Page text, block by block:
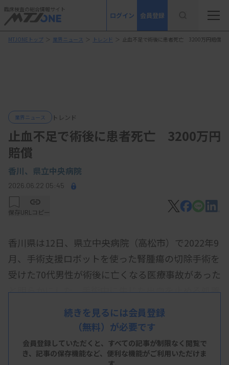
臨床検査の総合情報サイト
ログイン 会員登録
MTJONEトップ ＞ 業界ニュース ＞ トレンド ＞ 止血不足で術後に患者死亡 3200万円賠償
業界ニュース トレンド
止血不足で術後に患者死亡 3200万円
賠償
香川、県立中央病院
2026.06.22 05:45
保存URLコピー
香川県は12日、県立中央病院（高松市）で2022年9
月、手術支援ロボットを使った腎腫瘍の切除手術を
受けた70代男性が術後に亡くなる医療事故があった
と明らかにした。手術中に生じた出血を止める処置
が不十分だった。県は、損害賠償金として計3200
万円を遺族2人に支払う。
県によると、手術中に損傷した腎動脈を止血する
際、縫合用の糸が切れて2～3回しか縛れなかった。
続きを見るには会員登録
（無料）が必要です
会員登録していただくと、すべての記事が制限なく閲覧で
き、 記事の保存機能など、便利な機能がご利用いただけま